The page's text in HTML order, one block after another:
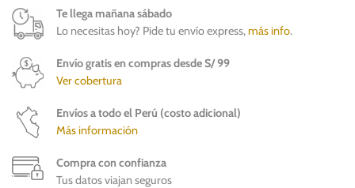
Te llega mañana sábado
Lo necesitas hoy? Pide tu envío express,más info.
Envío gratis en compras desde S/ 99
Ver cobertura
Envíos a todo el Perú (costo adicional)
Más información
Compra con confianza
Tus datos viajan seguros